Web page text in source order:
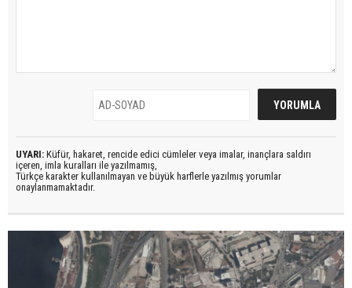
UYARI: Küfür, hakaret, rencide edici cümleler veya imalar, inançlara saldırı
içeren, imla kuralları ile yazılmamış,
Türkçe karakter kullanılmayan ve büyük harflerle yazılmış yorumlar
onaylanmamaktadır.